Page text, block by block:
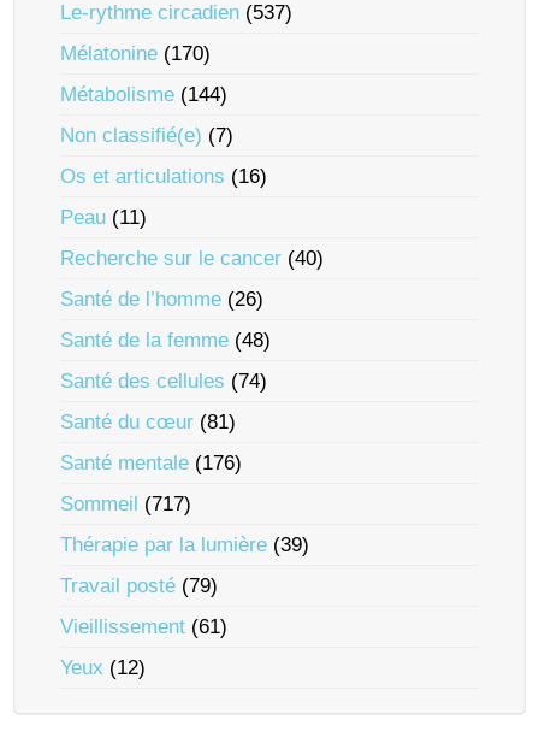
Le-rythme circadien (537)
Mélatonine (170)
Métabolisme (144)
Non classifié(e) (7)
Os et articulations (16)
Peau (11)
Recherche sur le cancer (40)
Santé de l’homme (26)
Santé de la femme (48)
Santé des cellules (74)
Santé du cœur (81)
Santé mentale (176)
Sommeil (717)
Thérapie par la lumière (39)
Travail posté (79)
Vieillissement (61)
Yeux (12)